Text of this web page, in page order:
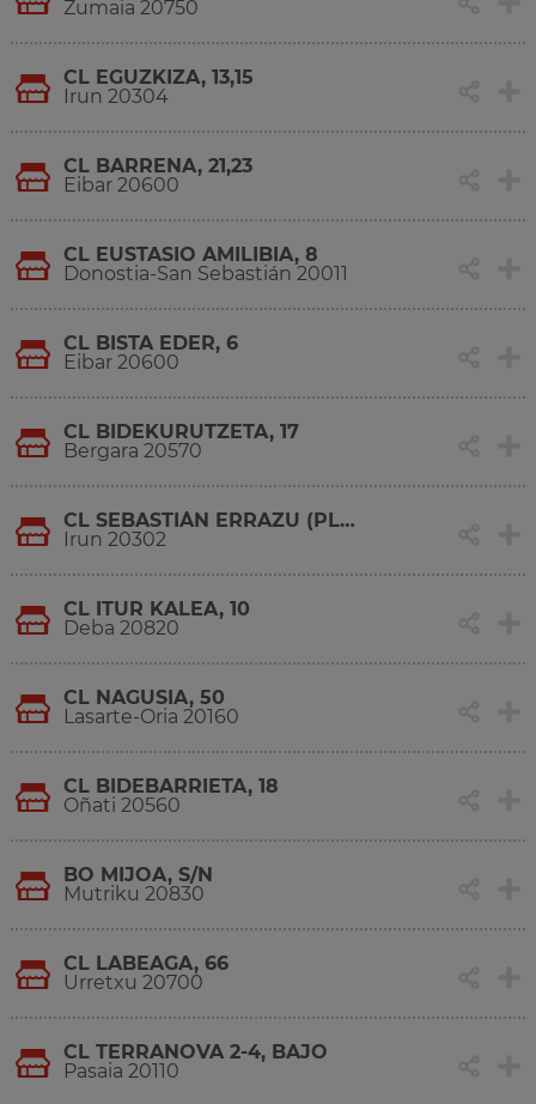
Zumaia 20750
CL EGUZKIZA, 13,15
Irun 20304
CL BARRENA, 21,23
Eibar 20600
CL EUSTASIO AMILIBIA, 8
Donostia-San Sebastián 20011
CL BISTA EDER, 6
Eibar 20600
CL BIDEKURUTZETA, 17
Bergara 20570
CL SEBASTIÁN ERRAZU (PLAZA PIO XII), 9
Irun 20302
CL ITUR KALEA, 10
Deba 20820
CL NAGUSIA, 50
Lasarte-Oria 20160
CL BIDEBARRIETA, 18
Oñati 20560
BO MIJOA, S/N
Mutriku 20830
CL LABEAGA, 66
Urretxu 20700
CL TERRANOVA 2-4, BAJO
Pasaia 20110